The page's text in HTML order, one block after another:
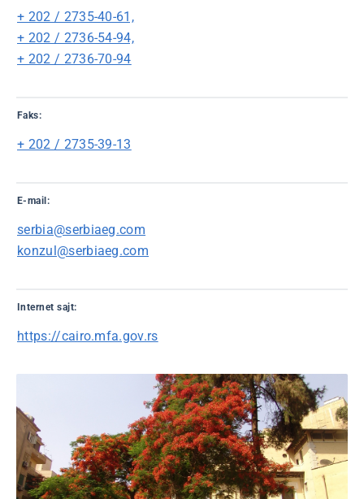
+ 202 / 2735-40-61,
+ 202 / 2736-54-94,
+ 202 / 2736-70-94
Faks:
+ 202 / 2735-39-13
E-mail:
serbia@serbiaeg.com
konzul@serbiaeg.com
Internet sajt:
https://cairo.mfa.gov.rs